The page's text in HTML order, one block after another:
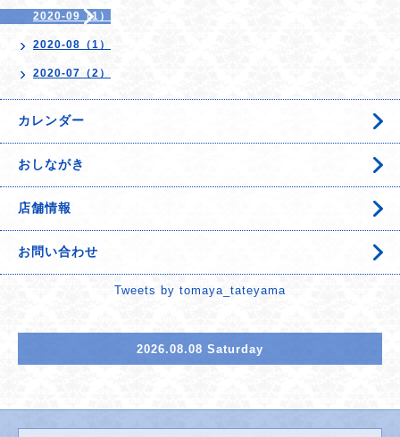
2020-09（1）
2020-08（1）
2020-07（2）
カレンダー
おしながき
店舗情報
お問い合わせ
Tweets by tomaya_tateyama
2026.08.08 Saturday